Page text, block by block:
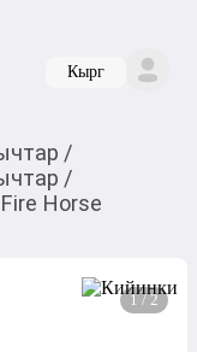
Кырг
/
/
Horse
1 / 2